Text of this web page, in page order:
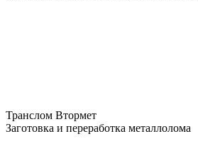
Транслом Втормет
Заготовка и переработка металлолома